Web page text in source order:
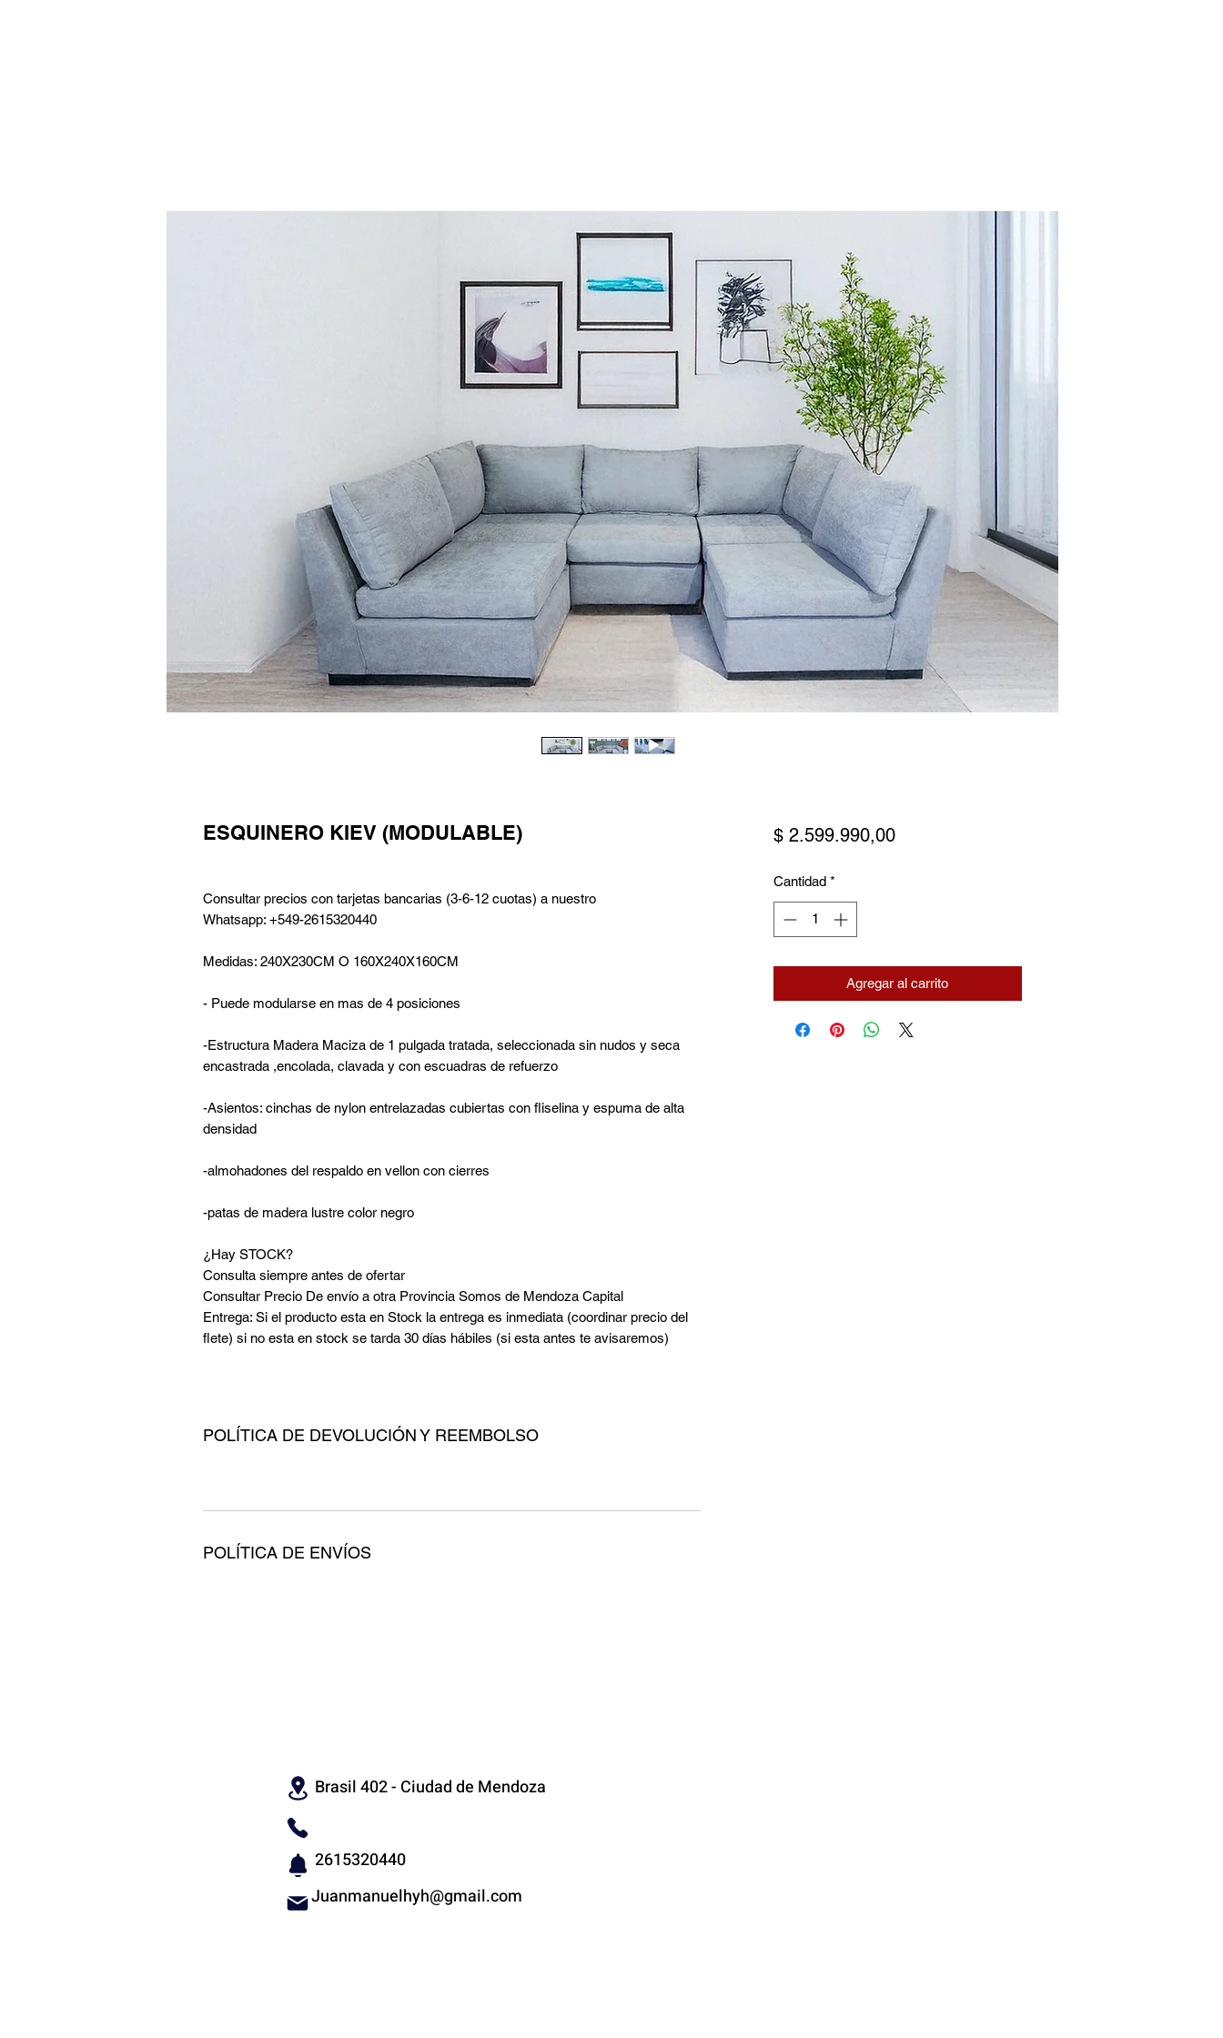
ESQUINERO KIEV (MODULABLE)
Consultar precios con tarjetas bancarias (3-6-12 cuotas) a nuestro
Whatsapp: +549-2615320440
Medidas: 240X230CM O 160X240X160CM
- Puede modularse en mas de 4 posiciones
-Estructura Madera Maciza de 1 pulgada tratada, seleccionada sin nudos y seca
encastrada ,encolada, clavada y con escuadras de refuerzo
-Asientos: cinchas de nylon entrelazadas cubiertas con fliselina y espuma de alta
densidad
-almohadones del respaldo en vellon con cierres
-patas de madera lustre color negro
¿Hay STOCK?
Consulta siempre antes de ofertar
Consultar Precio De envío a otra Provincia Somos de Mendoza Capital
Entrega: Si el producto esta en Stock la entrega es inmediata (coordinar precio del
flete) si no esta en stock se tarda 30 días hábiles (si esta antes te avisaremos)
POLÍTICA DE DEVOLUCIÓN Y REEMBOLSO
POLÍTICA DE ENVÍOS
$ 2.599.990,00Precio
Cantidad *
Agregar al carrito
Brasil 402 - Ciudad de Mendoza
2615320440
Juanmanuelhyh@gmail.com